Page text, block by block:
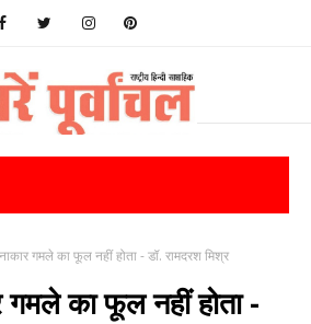
गमले का फूल नहीं होता - डॉ. रामदरश मिश्र
गमले का फूल नहीं होता -